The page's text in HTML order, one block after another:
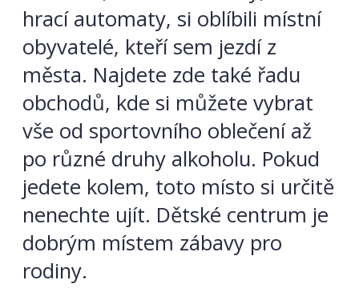
hrací automaty, si oblíbili místní
obyvatelé, kteří sem jezdí z
města. Najdete zde také řadu
obchodů, kde si můžete vybrat
vše od sportovního oblečení až
po různé druhy alkoholu. Pokud
jedete kolem, toto místo si určitě
nenechte ujít. Dětské centrum je
dobrým místem zábavy pro
rodiny.